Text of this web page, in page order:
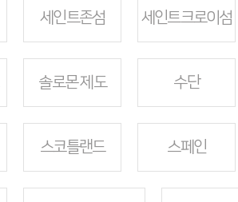
세인트존섬 세인트크로이섬
솔로몬 제도 수단
스코틀랜드 스페인